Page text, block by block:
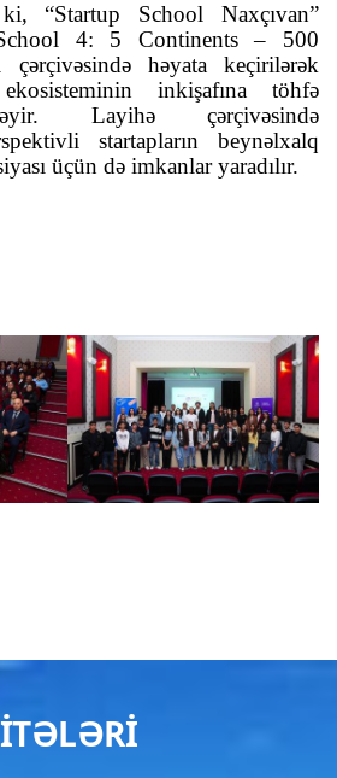
“Startup School Naxçıvan”
4: 5 Continents – 500
çərçivəsində həyata keçirilərək
inkişafına töhfə
Layihə çərçivəsində
startapların beynəlxalq
üçün də imkanlar yaradılır.